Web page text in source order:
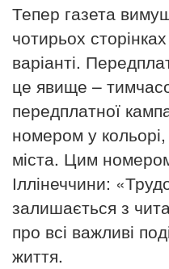
Тепер газета
чотирьох
варіанті.
це явище –
передплатної
номером у
міста. Цим
Іллінеччини:
залишається з
про всі важливі
життя.